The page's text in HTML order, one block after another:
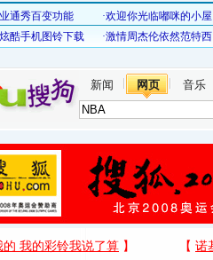
新闻 网页 音乐